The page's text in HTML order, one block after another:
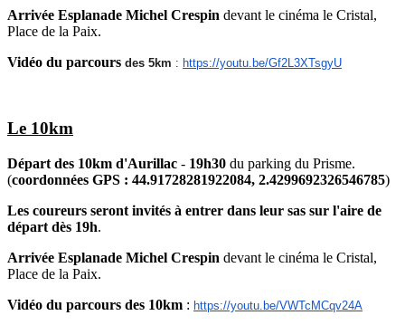
Arrivée Esplanade Michel Crespin devant le cinéma le Cristal,
Place de la Paix.
Vidéo du parcours des 5km : https://youtu.be/Gf2L3XTsgyU
Le 10km
Départ des 10km d'Aurillac - 19h30 du parking du Prisme.
(coordonnées GPS : 44.91728281922084, 2.4299692326546785)
Les coureurs seront invités à entrer dans leur sas sur l'aire de
départ dès 19h.
Arrivée Esplanade Michel Crespin devant le cinéma le Cristal,
Place de la Paix.
Vidéo du parcours des 10km : https://youtu.be/VWTcMCqv24A